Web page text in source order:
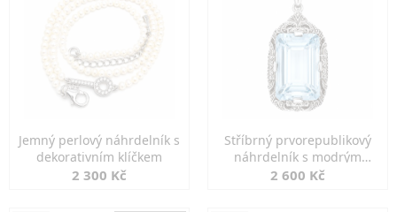
Jemný perlový náhrdelník s
dekorativním klíčkem
2 300 Kč
Stříbrný prvorepublikový
náhrdelník s modrým
spinelem
2 600 Kč